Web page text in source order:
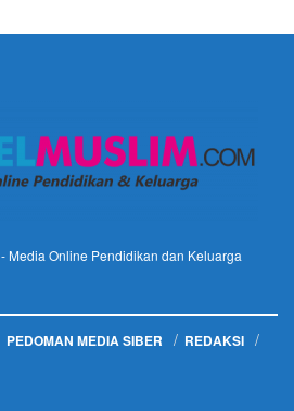
- Media Online Pendidikan dan Keluarga
PEDOMAN MEDIA SIBER
REDAKSI